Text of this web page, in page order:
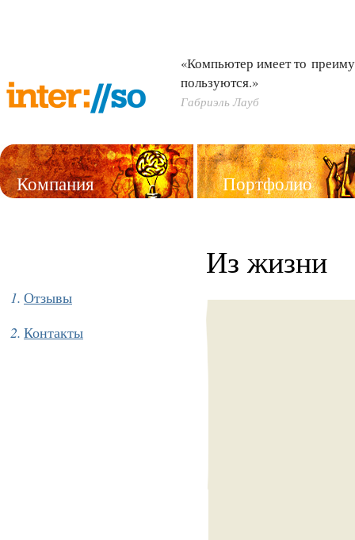
«Компьютер имеет то
пользуются.»
Габриэль Лауб
Компания Портфолио
Отзывы
Контакты
Из жизни